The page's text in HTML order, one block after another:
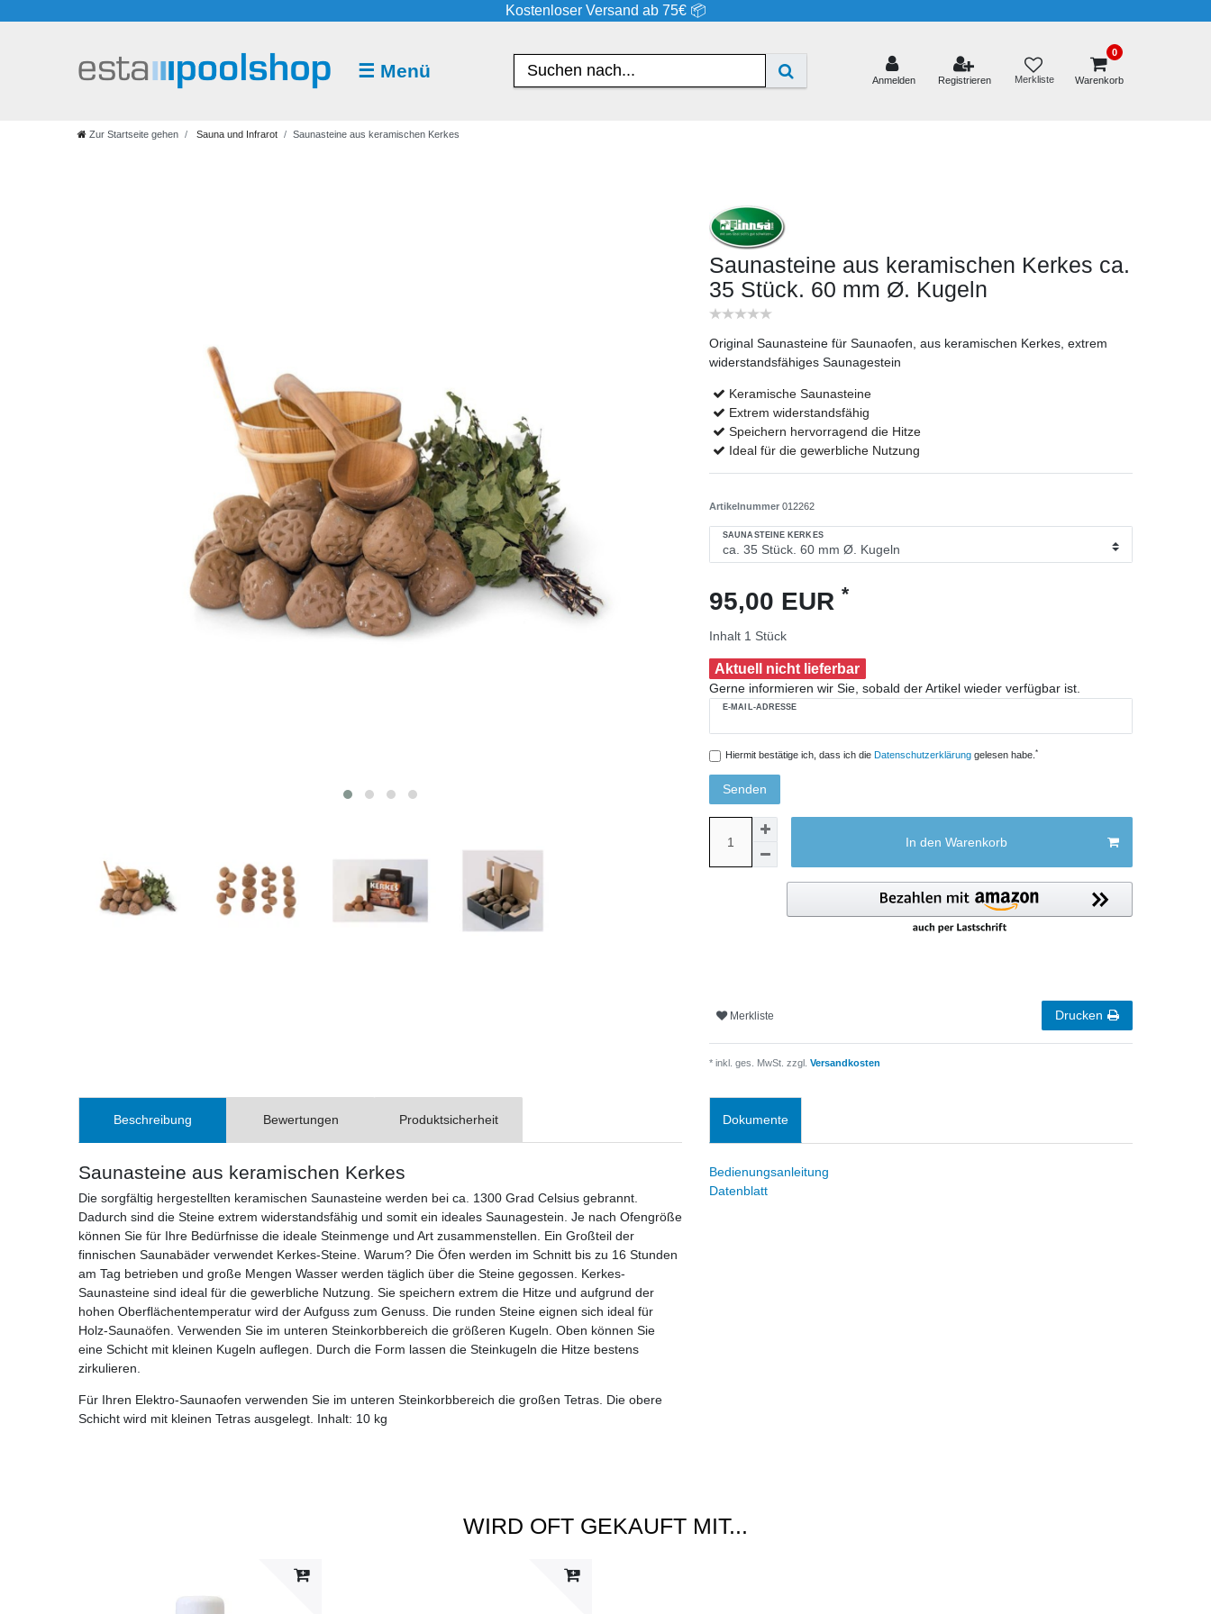
Kostenloser Versand ab 75€ 📦
☰ Menü Anmelden Registrieren Merkliste
0
Warenkorb
Zur Startseite gehen Sauna und Infrarot Saunasteine aus keramischen Kerkes
Saunasteine aus keramischen Kerkes ca.
35 Stück. 60 mm Ø. Kugeln
Original Saunasteine für Saunaofen, aus keramischen Kerkes, extrem
widerstandsfähiges Saunagestein
Keramische Saunasteine
Extrem widerstandsfähig
Speichern hervorragend die Hitze
Ideal für die gewerbliche Nutzung
Artikelnummer 012262
SAUNASTEINE KERKES
95,00 EUR *
Inhalt 1 Stück
Aktuell nicht lieferbar
Gerne informieren wir Sie, sobald der Artikel wieder verfügbar ist.
E-MAIL-ADRESSE
Hiermit bestätige ich, dass ich die Daten­schutz­erklärunggelesen habe. *
Senden
In den Warenkorb
Merkliste Drucken
* inkl. ges. MwSt. zzgl. Versandkosten
Beschreibung Bewertungen Produktsicherheit
Saunasteine aus keramischen Kerkes
Die sorgfältig hergestellten keramischen Saunasteine werden bei ca. 1300 Grad Celsius gebrannt.
Dadurch sind die Steine extrem widerstandsfähig und somit ein ideales Saunagestein. Je nach Ofengröße
können Sie für Ihre Bedürfnisse die ideale Steinmenge und Art zusammenstellen. Ein Großteil der
finnischen Saunabäder verwendet Kerkes-Steine. Warum? Die Öfen werden im Schnitt bis zu 16 Stunden
am Tag betrieben und große Mengen Wasser werden täglich über die Steine gegossen. Kerkes-
Saunasteine sind ideal für die gewerbliche Nutzung. Sie speichern extrem die Hitze und aufgrund der
hohen Oberflächentemperatur wird der Aufguss zum Genuss. Die runden Steine eignen sich ideal für
Holz-Saunaöfen. Verwenden Sie im unteren Steinkorbbereich die größeren Kugeln. Oben können Sie
eine Schicht mit kleinen Kugeln auflegen. Durch die Form lassen die Steinkugeln die Hitze bestens
zirkulieren.
Für Ihren Elektro-Saunaofen verwenden Sie im unteren Steinkorbbereich die großen Tetras. Die obere
Schicht wird mit kleinen Tetras ausgelegt. Inhalt: 10 kg
Dokumente
Bedienungsanleitung
Datenblatt
WIRD OFT GEKAUFT MIT...